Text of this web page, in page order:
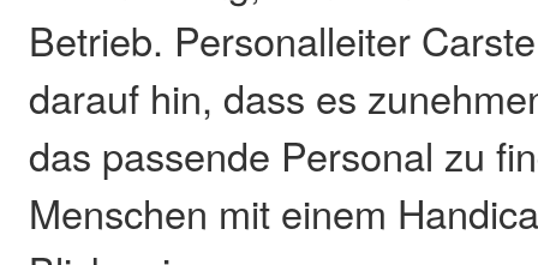
Betrieb. Personalleiter
darauf hin, dass es
das passende Personal zu
Menschen mit einem